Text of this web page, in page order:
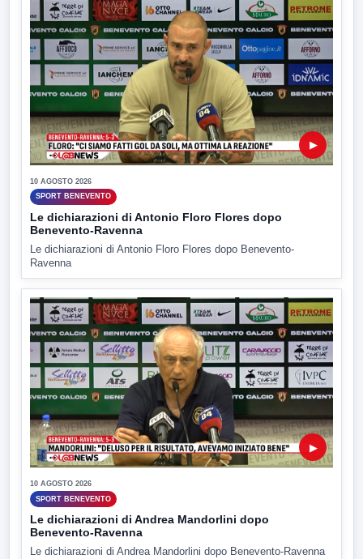
▶
10 AGOSTO 2026
SPORT BENEVENTO
Le dichiarazioni di Antonio Floro Flores dopo
Benevento-Ravenna
Le dichiarazioni di Antonio Floro Flores dopo Benevento-
Ravenna
▶
10 AGOSTO 2026
SPORT BENEVENTO
Le dichiarazioni di Andrea Mandorlini dopo
Benevento-Ravenna
Le dichiarazioni di Andrea Mandorlini dopo Benevento-Ravenna